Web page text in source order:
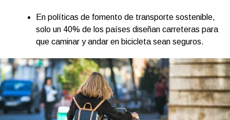
En políticas de fomento de transporte sostenible,
solo un 40% de los países diseñan carreteras para
que caminar y andar en bicicleta sean seguros.